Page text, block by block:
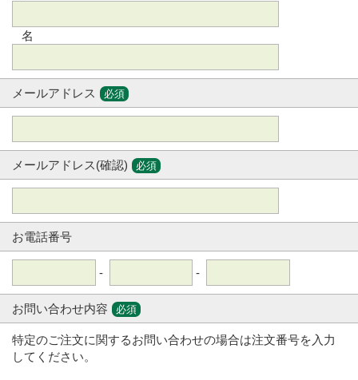
名
メールアドレス 必須
メールアドレス(確認) 必須
お電話番号
- -
お問い合わせ内容 必須
特定のご注文に関するお問い合わせの場合は注文番号を入力
してください。